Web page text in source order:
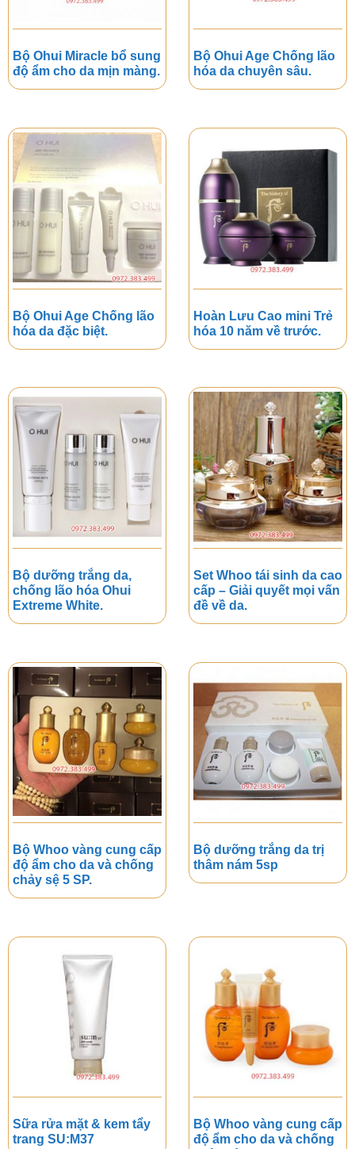
Bộ Ohui Miracle bổ sung
độ ẩm cho da mịn màng.
Bộ Ohui Age Chống lão
hóa da chuyên sâu.
Bộ Ohui Age Chống lão
hóa da đặc biệt.
Hoàn Lưu Cao mini Trẻ
hóa 10 năm về trước.
Bộ dưỡng trắng da,
chống lão hóa Ohui
Extreme White.
Set Whoo tái sinh da cao
cấp – Giải quyết mọi vấn
đề về da.
Bộ Whoo vàng cung cấp
độ ẩm cho da và chống
chảy sệ 5 SP.
Bộ dưỡng trắng da trị
thâm nám 5sp
Sữa rửa mặt & kem tẩy
trang SU:M37
Bộ Whoo vàng cung cấp
độ ẩm cho da và chống